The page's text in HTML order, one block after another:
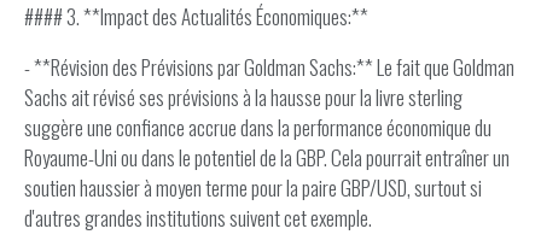
#### 3. **Impact des Actualités Économiques:**
- **Révision des Prévisions par Goldman Sachs:** Le fait que Goldman
Sachs ait révisé ses prévisions à la hausse pour la livre sterling
suggère une confiance accrue dans la performance économique du
Royaume-Uni ou dans le potentiel de la GBP. Cela pourrait entraîner un
soutien haussier à moyen terme pour la paire GBP/USD, surtout si
d'autres grandes institutions suivent cet exemple.